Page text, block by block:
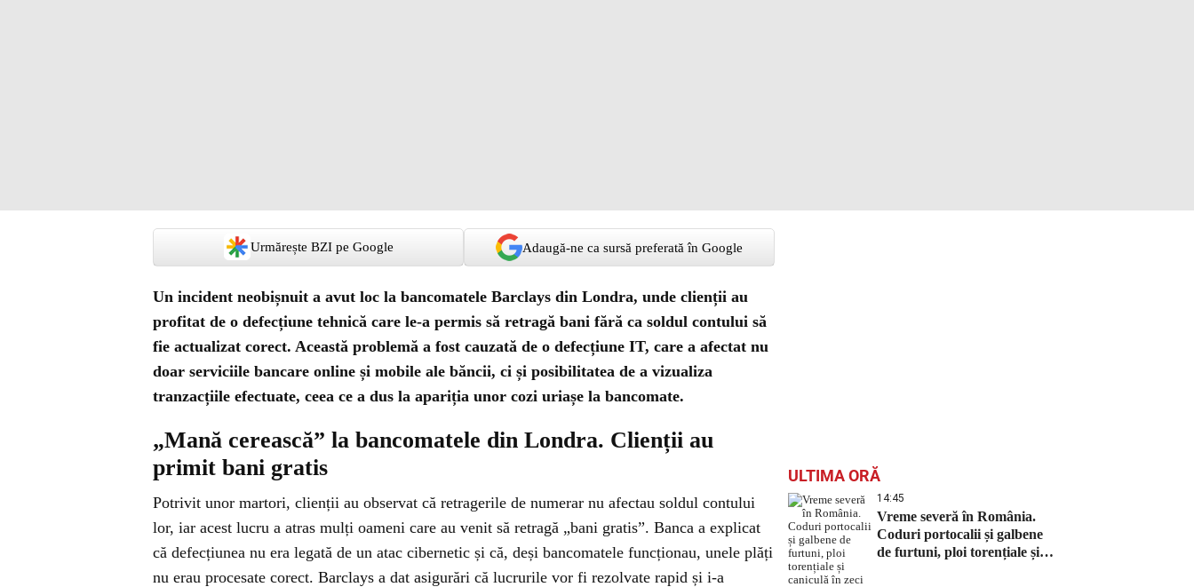
Urmărește BZI pe Google Adaugă-ne ca sursă preferată în Google
Un incident neobișnuit a avut loc la bancomatele Barclays din Londra, unde clienții au
profitat de o defecțiune tehnică care le-a permis să retragă bani fără ca soldul contului să
fie actualizat corect. Această problemă a fost cauzată de o defecțiune IT, care a afectat nu
doar serviciile bancare online și mobile ale băncii, ci și posibilitatea de a vizualiza
tranzacțiile efectuate, ceea ce a dus la apariția unor cozi uriașe la bancomate.
„Mană cerească” la bancomatele din Londra. Clienții au
primit bani gratis
Potrivit unor martori, clienții au observat că retragerile de numerar nu afectau soldul contului
lor, iar acest lucru a atras mulți oameni care au venit să retragă „bani gratis”. Banca a explicat
că defecțiunea nu era legată de un atac cibernetic și că, deși bancomatele funcționau, unele plăți
nu erau procesate corect. Barclays a dat asigurări că lucrurile vor fi rezolvate rapid și i-a
ULTIMA ORĂ
14:45
Vreme severă în România.
Coduri portocalii și galbene
de furtuni, ploi torențiale și